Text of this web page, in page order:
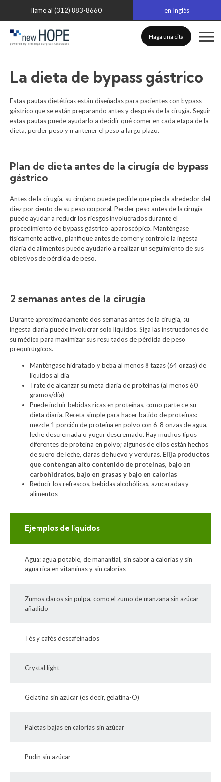
llame al (312) 883-8660 en Inglés
Haga una cita
La dieta de bypass gástrico
Estas pautas dietéticas están diseñadas para pacientes con bypass
gástrico que se están preparando antes y después de la cirugía. Seguir
estas pautas puede ayudarlo a decidir qué comer en cada etapa de la
dieta, perder peso y mantener el peso a largo plazo.
Plan de dieta antes de la cirugía de bypass
gástrico
Antes de la cirugía, su cirujano puede pedirle que pierda alrededor del
diez por ciento de su peso corporal. Perder peso antes de la cirugía
puede ayudar a reducir los riesgos involucrados durante el
procedimiento de bypass gástrico laparoscópico. Manténgase
físicamente activo, planifique antes de comer y controle la ingesta
diaria de alimentos puede ayudarlo a realizar un seguimiento de sus
objetivos de pérdida de peso.
2 semanas antes de la cirugía
Durante aproximadamente dos semanas antes de la cirugía, su
ingesta diaria puede involucrar solo líquidos. Siga las instrucciones de
su médico para maximizar sus resultados de pérdida de peso
prequirúrgicos.
Manténgase hidratado y beba al menos 8 tazas (64 onzas) de
líquidos al día
Trate de alcanzar su meta diaria de proteínas (al menos 60
gramos/día)
Puede incluir bebidas ricas en proteínas, como parte de su
dieta diaria. Receta simple para hacer batido de proteínas:
mezcle 1 porción de proteína en polvo con 6-8 onzas de agua,
leche descremada o yogur descremado. Hay muchos tipos
diferentes de proteína en polvo; algunos de ellos están hechos
de suero de leche, claras de huevo y verduras. Elija productos
que contengan alto contenido de proteínas, bajo en
carbohidratos, bajo en grasas y bajo en calorías
Reducir los refrescos, bebidas alcohólicas, azucaradas y
alimentos
Ejemplos de líquidos
Agua: agua potable, de manantial, sin sabor a calorías y sin
agua rica en vitaminas y sin calorías
Zumos claros sin pulpa, como el zumo de manzana sin azúcar
añadido
Tés y cafés descafeinados
Crystal light
Gelatina sin azúcar (es decir, gelatina-O)
Paletas bajas en calorías sin azúcar
Pudín sin azúcar